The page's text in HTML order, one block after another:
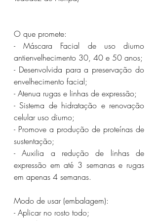
O que promete:
- Máscara Facial de uso diurno
antienvelhecimento 30, 40 e 50 anos;
- Desenvolvida para a preservação do
envelhecimento facial;
- Atenua rugas e linhas de expressão;
- Sistema de hidratação e renovação
celular uso diurno;
- Promove a produção de proteínas de
sustentação;
- Auxilia a redução de linhas de
expressão em até 3 semanas e rugas
em apenas 4 semanas.
Modo de usar (embalagem):
- Aplicar no rosto todo;